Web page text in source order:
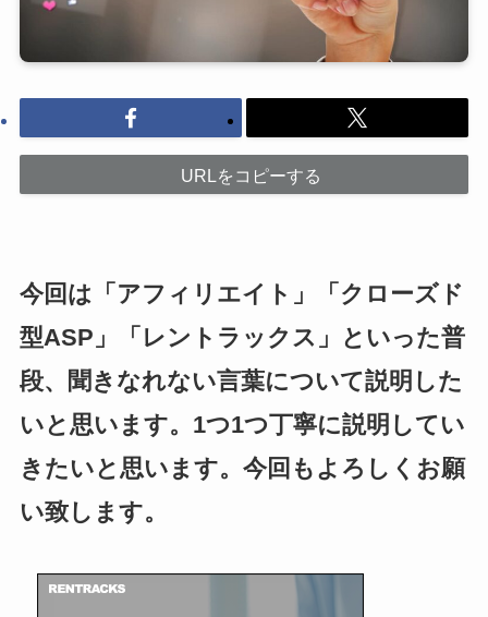
URLをコピーする
今回は「アフィリエイト」「クローズド
型ASP」「レントラックス」といった普
段、聞きなれない言葉について説明した
いと思います。1つ1つ丁寧に説明してい
きたいと思います。今回もよろしくお願
い致します。